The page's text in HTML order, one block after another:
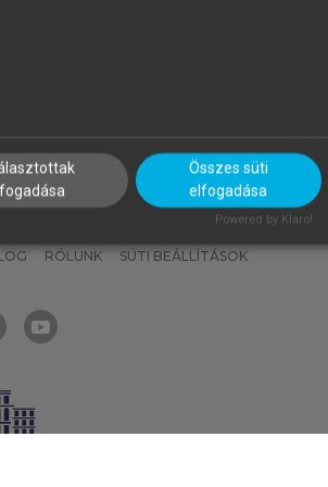
MI – ÁLTALÁNOS IRÁNYELVEK
RÓLUNK SÜTI BEÁLLÍTÁSOK
Összes süti
elfogadása
Powered by Klaro!